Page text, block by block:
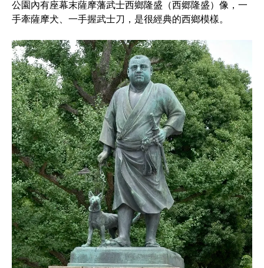
公園內有座幕末薩摩藩武士西鄉隆盛（西郷隆盛）像，一
手牽薩摩犬、一手握武士刀，是很經典的西鄉模樣。